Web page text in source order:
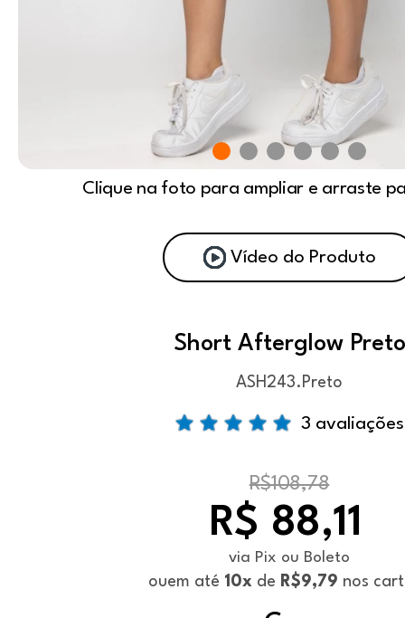
Clique na foto para ampliar e arraste
Vídeo do Produto
Short Afterglow Preto
ASH243.Preto
3 avaliações
R$108,78
R$ 88,11
via Pix ou Boleto
ouem até 10x de R$9,79 nos